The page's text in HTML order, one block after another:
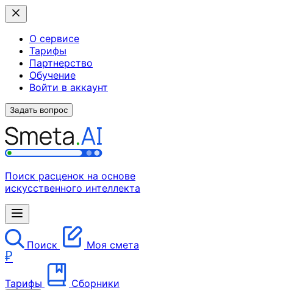
О сервисе
Тарифы
Партнерство
Обучение
Войти в аккаунт
Задать вопрос
Поиск расценок на основе
искусственного интеллекта
Поиск Моя смета
₽
Тарифы Сборники